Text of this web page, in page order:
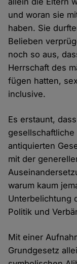
und woran sie
haben. Sie
Belieben
noch so aus,
Herrschaft des
fügen hatten,
inclusive.
Es erstaunt,
antiquierten
mit der
warum kaum
Unterbelichtung
Politik und
Mit einer
Grundgesetz